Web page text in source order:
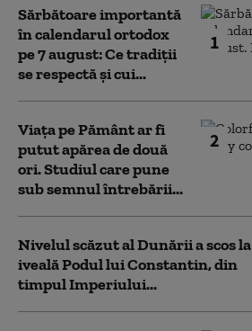
1
Sărbătoare importantă
în calendarul ortodox
pe 7 august: Ce tradiții
se respectă și cui...
2
Viața pe Pământ ar fi
putut apărea de două
ori. Studiul care pune
sub semnul întrebării...
Nivelul scăzut al Dunării a scos la
iveală Podul lui Constantin, din
timpul Imperiului...